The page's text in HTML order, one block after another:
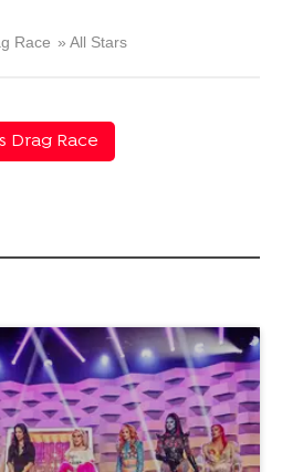
Race » All Stars
Drag Race